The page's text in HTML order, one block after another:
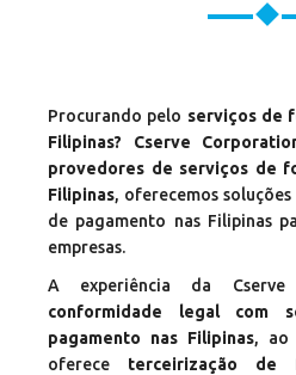
Procurando pelo serviços de
Filipinas? Cserve
provedores de serviços de
Filipinas, oferecemos
de pagamento nas Filipinas
empresas.
A experiência da Cserve
conformidade legal com
pagamento nas Filipinas, ao
oferece terceirização de